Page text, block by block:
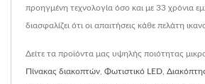
προηγμένη τεχνολογία όσο και με 33 χρόνια
διασφαλίζει ότι οι απαιτήσεις κάθε πελάτη
Δείτε τα προϊόντα μας υψηλής ποιότητας
Πίνακας διακοπτών Φωτιστικό LED